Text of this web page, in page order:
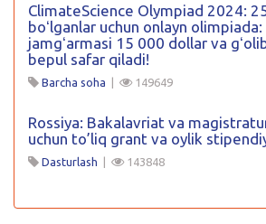
ClimateScience Olympiad 2024:
boʻlganlar uchun onlayn
jamgʻarmasi 15 000 dollar va
bepul safar qiladi!
Barcha soha | 149649
Rossiya: Bakalavriat va
uchun to’liq grant va oylik
Dasturlash | 143848